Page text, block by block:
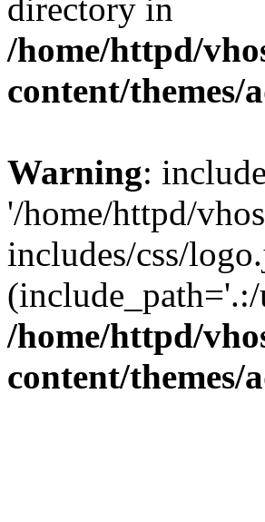
directory in
/home/httpd/
content/themes/
Warning:
'/home/httpd/
includes/css/
/home/httpd/
content/themes/